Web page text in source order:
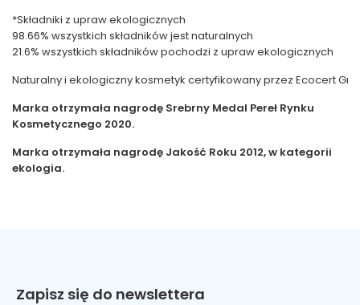
*Składniki z upraw ekologicznych
98.66% wszystkich składników jest naturalnych
21.6% wszystkich składników pochodzi z upraw ekologicznych
Naturalny i ekologiczny kosmetyk certyfikowany przez Ecocert
Marka otrzymała nagrodę Srebrny Medal Pereł Rynku
Kosmetycznego 2020.
Marka otrzymała nagrodę Jakość Roku 2012, w kategorii
ekologia.
Zapisz się do newslettera